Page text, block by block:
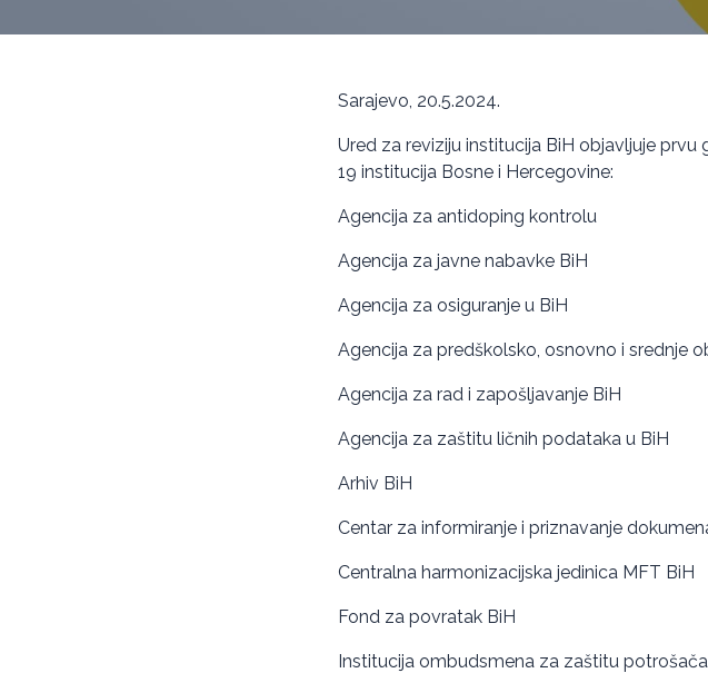
Sarajevo, 20.5.2024.
Ured za reviziju institucija BiH objavljuje prvu
19 institucija Bosne i Hercegovine:
Agencija za antidoping kontrolu
Agencija za javne nabavke BiH
Agencija za osiguranje u BiH
Agencija za predškolsko, osnovno i srednje
Agencija za rad i zapošljavanje BiH
Agencija za zaštitu ličnih podataka u BiH
Arhiv BiH
Centar za informiranje i priznavanje
Centralna harmonizacijska jedinica MFT BiH
Fond za povratak BiH
Institucija ombudsmena za zaštitu